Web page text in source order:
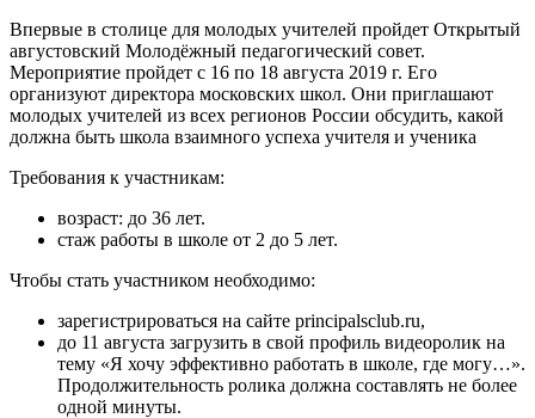
Впервые в столице для молодых учителей пройдет Открытый
августовский Молодёжный педагогический совет.
Мероприятие пройдет с 16 по 18 августа 2019 г. Его
организуют директора московских школ. Они приглашают
молодых учителей из всех регионов России обсудить, какой
должна быть школа взаимного успеха учителя и ученика
Требования к участникам:
возраст: до 36 лет.
стаж работы в школе от 2 до 5 лет.
Чтобы стать участником необходимо:
зарегистрироваться на сайте principalsclub.ru,
до 11 августа загрузить в свой профиль видеоролик на
тему «Я хочу эффективно работать в школе, где могу…».
Продолжительность ролика должна составлять не более
одной минуты.